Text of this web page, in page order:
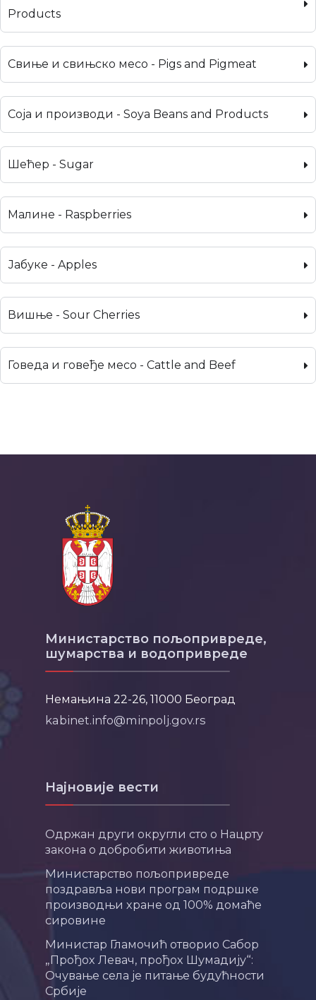
Products
Свиње и свињско месо - Pigs and Pigmeat
Соја и производи - Soya Beans and Products
Шећер - Sugar
Малине - Raspberries
Јабуке - Apples
Вишње - Sour Cherries
Говеда и говеђе месо - Cattle and Beef
Министарство пољопривреде,
шумарства и водопривреде
Немањина 22-26, 11000 Београд
kabinet.info@minpolj.gov.rs
Најновије вести
Одржан други округли сто о Нацрту
закона о добробити животиња
Министарство пољопривреде
поздравља нови програм подршке
производњи хране од 100% домаће
сировине
Министар Гламочић отворио Сабор
„Прођох Левач, прођох Шумадију“:
Очување села је питање будућности
Србије